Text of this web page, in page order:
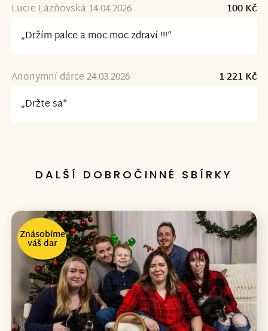
Lucie Lázňovská 14.04.2026
100 Kč
„Držím palce a moc moc zdraví !!!“
Anonymní dárce 24.03.2026
1 221 Kč
„Držte sa“
DALŠÍ DOBROČINNÉ SBÍRKY
Znásobíme
váš dar